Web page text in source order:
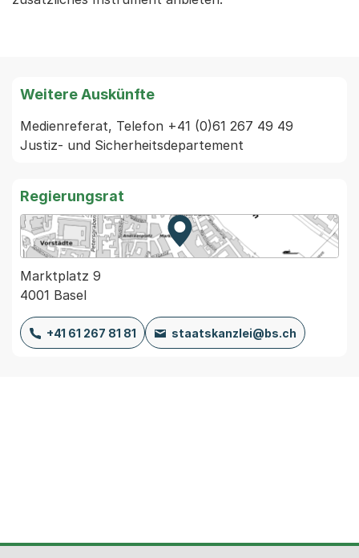
Weitere Auskünfte
Medienreferat, Telefon +41 (0)61 267 49 49
Justiz- und Sicherheitsdepartement
Regierungsrat
Zur Karte von MapBS.
Externer Link, wird in einem
Marktplatz 9
4001 Basel
+41 61 267 81 81 staatskanzlei@bs.ch